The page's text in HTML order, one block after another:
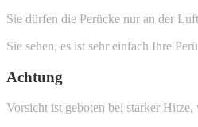
Sie dürfen die Perücke nur an der
Sie sehen, es ist sehr einfach Ihre
Achtung
Vorsicht ist geboten bei starker